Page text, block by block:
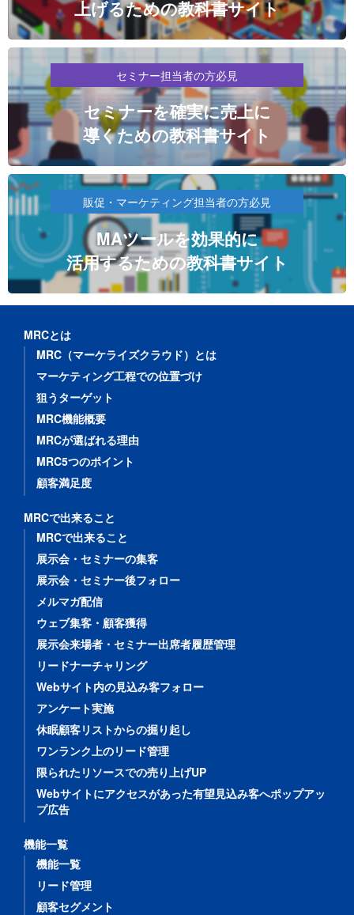
上げるための教科書サイト
セミナー担当者の方必見
セミナーを確実に売上に
導くための教科書サイト
販促・マーケティング担当者の方必見
MAツールを効果的に
活用するための教科書サイト
MRCとは
MRC（マーケライズクラウド）とは
マーケティング工程での位置づけ
狙うターゲット
MRC機能概要
MRCが選ばれる理由
MRC5つのポイント
顧客満足度
MRCで出来ること
MRCで出来ること
展示会・セミナーの集客
展示会・セミナー後フォロー
メルマガ配信
ウェブ集客・顧客獲得
展示会来場者・セミナー出席者履歴管理
リードナーチャリング
Webサイト内の見込み客フォロー
アンケート実施
休眠顧客リストからの掘り起し
ワンランク上のリード管理
限られたリソースでの売り上げUP
Webサイトにアクセスがあった有望見込み客へポップアッ
プ広告
機能一覧
機能一覧
リード管理
顧客セグメント